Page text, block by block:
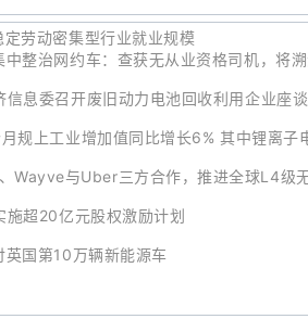
定劳动密集型行业就业规模
中整治网约车：查获无从业资格司机，将
信息委召开废旧动力电池回收利用企业座
规上工业增加值同比增长6% 其中锂离子
、Wayve与Uber三方合作，推进全球L4级
施超20亿元股权激励计划
英国第10万辆新能源车